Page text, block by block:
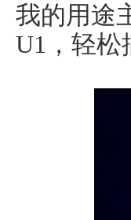
我的用途
U1，轻松